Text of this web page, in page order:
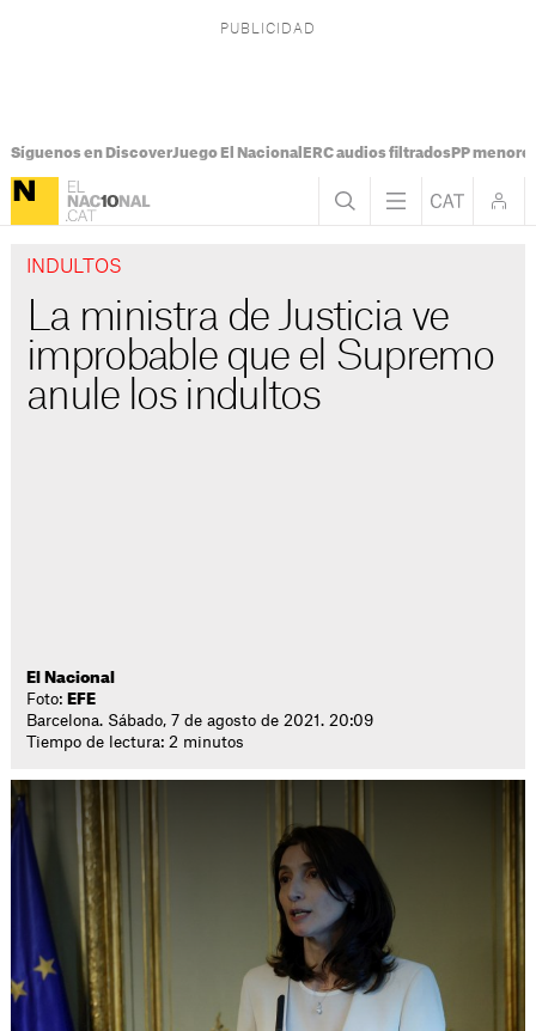
Síguenos en DiscoverJuego El Nacional ERC audios filtradosPP
INDULTOS
La ministra de Justicia ve
improbable que el Supremo
anule los indultos
El Nacional
Foto: EFE
Barcelona. Sábado, 7 de agosto de 2021. 20:09
Tiempo de lectura: 2 minutos